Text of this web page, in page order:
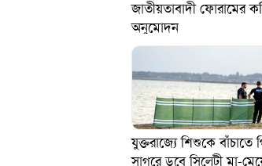
জাতীয়তাবাদী ফোরামের
অনুমোদন
যুক্তরাজ্যে শিশুকে বাঁচাতে
সাগরে ডুবে সিলেটী মা-